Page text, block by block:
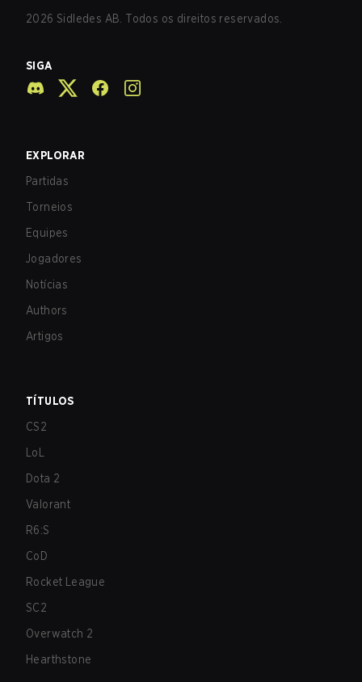
2026 Sidledes AB. Todos os direitos reservados.
SIGA
EXPLORAR
Partidas
Torneios
Equipes
Jogadores
Notícias
Authors
Artigos
TÍTULOS
CS2
LoL
Dota 2
Valorant
R6:S
CoD
Rocket League
SC2
Overwatch 2
Hearthstone